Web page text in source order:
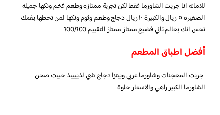
للامانه انا جربت الشاورما فقط لكن تجربة ممتازه وطعم فخم ونكها جميله
الصغيره ٥ ريال والكبيرة ١٠ ريال دجاج وطعم وثوم ونكها لمن تحطها بفمك
تحس انك بعالم ثاني فضيع ممتاز ممتاز التقييم 100/100
أفضل اطباق المطعم
جربت المعجنات وشاورما عربي وبيتزا دجاج شي لذييييذ حبيت صحن
الشاورما الكبير راهي والاسعار حلوة